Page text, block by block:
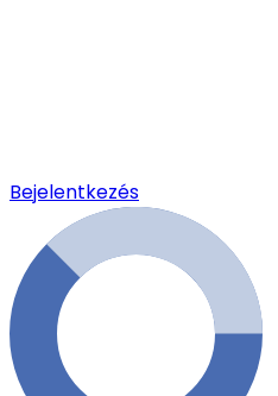
Bejelentkezés